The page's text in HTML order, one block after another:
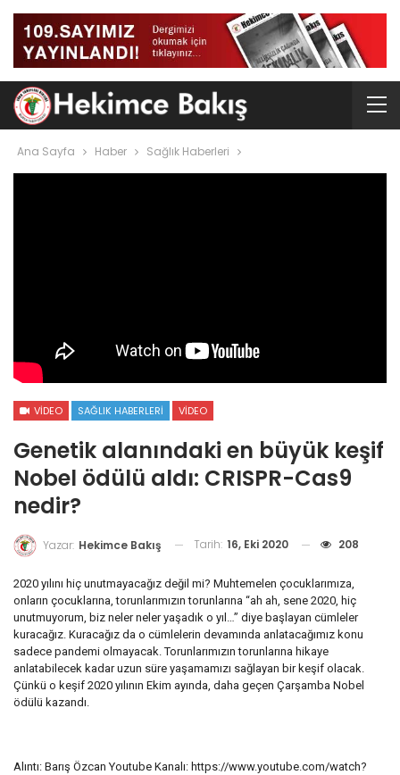
Ana Sayfa Haber Sağlık Haberleri
VIDEO SAĞLIK HABERLERI VIDEO
Genetik alanındaki en büyük keşif
Nobel ödülü aldı: CRISPR-Cas9
nedir?
Yazar: Hekimce Bakış Tarih: 16, Eki 2020 208
2020 yılını hiç unutmayacağız değil mi? Muhtemelen çocuklarımıza,
onların çocuklarına, torunlarımızın torunlarına “ah ah, sene 2020, hiç
unutmuyorum, biz neler neler yaşadık o yıl…” diye başlayan cümleler
kuracağız. Kuracağız da o cümlelerin devamında anlatacağımız konu
sadece pandemi olmayacak. Torunlarımızın torunlarına hikaye
anlatabilecek kadar uzun süre yaşamamızı sağlayan bir keşif olacak.
Çünkü o keşif 2020 yılının Ekim ayında, daha geçen Çarşamba Nobel
ödülü kazandı.
Alıntı: Barış Özcan Youtube Kanalı: https://www.youtube.com/watch?